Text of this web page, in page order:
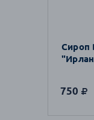
Сироп
750